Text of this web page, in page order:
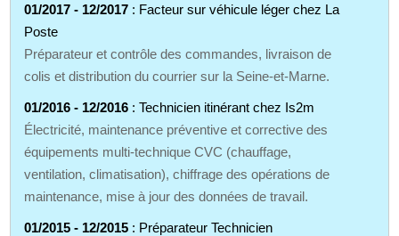
01/2017 - 12/2017 : Facteur sur véhicule léger chez La
Poste
Préparateur et contrôle des commandes, livraison de
colis et distribution du courrier sur la Seine‑et‑Marne.
01/2016 - 12/2016 : Technicien itinérant chez Is2m
Électricité, maintenance préventive et corrective des
équipements multi‑technique CVC (chauffage,
ventilation, climatisation), chiffrage des opérations de
maintenance, mise à jour des données de travail.
01/2015 - 12/2015 : Préparateur Technicien